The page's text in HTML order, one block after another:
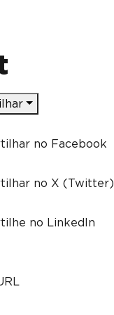
in
a
no Facebook
no X (Twitter)
no LinkedIn